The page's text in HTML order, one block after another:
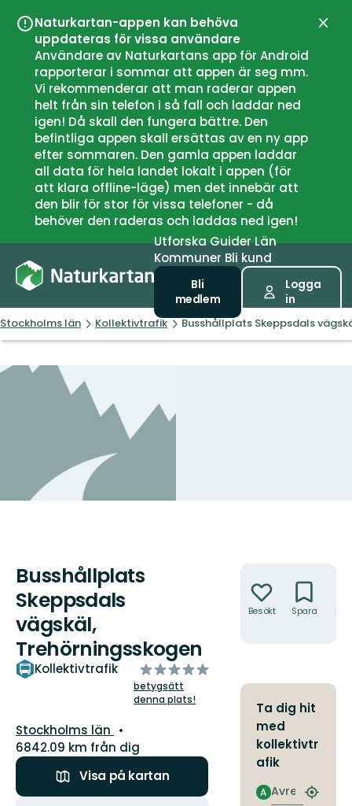
Naturkartan-appen kan behöva
uppdateras för vissa användare
Användare av Naturkartans app för Android
rapporterar i sommar att appen är seg mm.
Vi rekommenderar att man raderar appen
helt från sin telefon i så fall och laddar ned
igen! Då skall den fungera bättre. Den
befintliga appen skall ersättas av en ny app
efter sommaren. Den gamla appen laddar
all data för hela landet lokalt i appen (för
att klara offline-läge) men det innebär att
den blir för stor för vissa telefoner - då
behöver den raderas och laddas ned igen!
UtforskaGuiderLän
Kommuner Bli kund
Bli
medlem
Logga
in
Stockholms län Kollektivtrafik Busshållplats Skeppsdals
Busshållplats
Skeppsdals
vägskäl,
Trehörningsskogen
Kollektivtrafik
av
5
stjärnor
betygsätt
denna plats!
Län:
Stockholms län
6842.09 km från dig
Visa på kartan
Besökt Spara
Ta dig hit
med
kollektivtr
afik
Avresa
A
Hitta